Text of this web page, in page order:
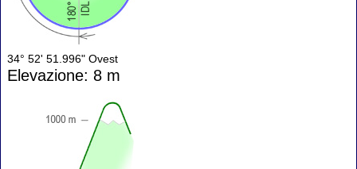
34° 52' 51.996" Ovest
Elevazione: 8 m